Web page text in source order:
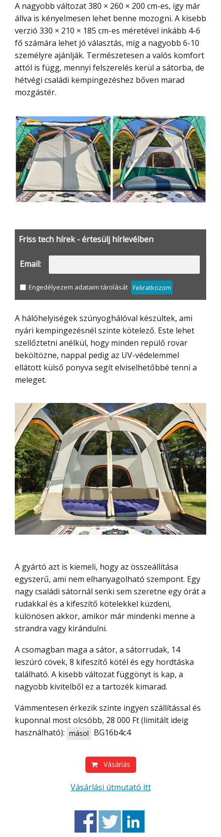
A nagyobb változat 380 × 260 × 200 cm-es, így már
állva is kényelmesen lehet benne mozogni. A kisebb
verzió 330 × 210 × 185 cm-es méretével inkább 4-6
fő számára lehet jó választás, míg a nagyobb 6-10
személyre ajánlják. Természetesen a valós komfort
attól is függ, mennyi felszerelés kerül a sátorba, de
hétvégi családi kempingezéshez bőven marad
mozgástér.
Friss tech hírek - értesülj hírlevélben
Email:
Engedélyezem adataim tárolását Feliratkozom
A hálóhelyiségek szúnyoghálóval készültek, ami
nyári kempingezésnél szinte kötelező. Este lehet
szellőztetni anélkül, hogy minden repülő rovar
beköltözne, nappal pedig az UV-védelemmel
ellátott külső ponyva segít elviselhetőbbé tenni a
meleget.
A gyártó azt is kiemeli, hogy az összeállítása
egyszerű, ami nem elhanyagolható szempont. Egy
nagy családi sátornál senki sem szeretne egy órát a
rudakkal és a kifeszítő kötelekkel küzdeni,
különösen akkor, amikor már mindenki menne a
strandra vagy kirándulni.
A csomagban maga a sátor, a sátorrudak, 14
leszúró cövek, 8 kifeszítő kötél és egy hordtáska
található. A kisebb változat függönyt is kap, a
nagyobb kivitelből ez a tartozék kimarad.
Vámmentesen érkezik szinte ingyen szállítással és
kuponnal most olcsóbb, 28 000 Ft (limitált ideig
használható): másol BG16b4c4
Vásárlás
Vásárlási útmutató itt